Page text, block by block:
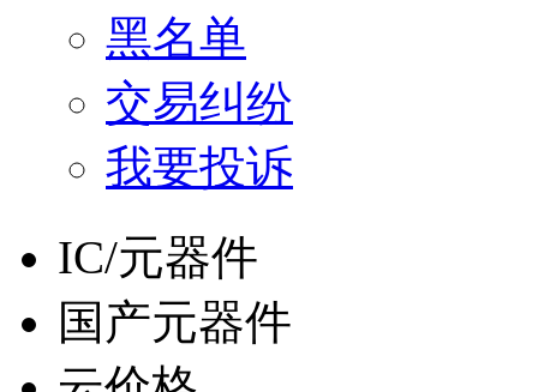
黑名单
交易纠纷
我要投诉
IC/元器件
国产元器件